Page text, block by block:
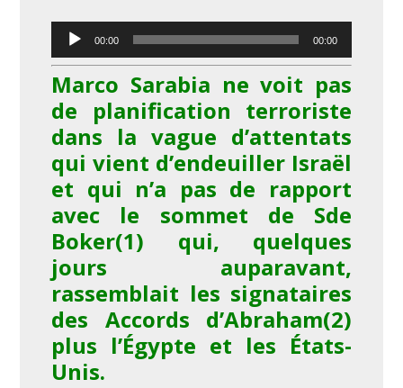
Lecteur
audio
00:00 00:00
Marco Sarabia ne voit pas
de planification terroriste
dans la vague d’attentats
qui vient d’endeuiller Israël
et qui n’a pas de rapport
avec le sommet de Sde
Boker(1) qui, quelques
jours auparavant,
rassemblait les signataires
des Accords d’Abraham(2)
plus l’Égypte et les États-
Unis.